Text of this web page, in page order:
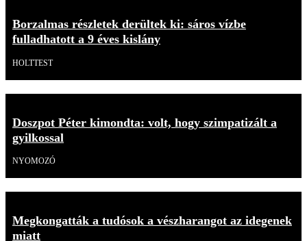
Borzalmas részletek derültek ki: sáros vízbe
fulladhatott a 9 éves kislány
HOLTTEST
Doszpot Péter kimondta: volt, hogy szimpatizált a
gyilkossal
NYOMOZÓ
Megkongatták a tudósok a vészharangot az idegenek
miatt